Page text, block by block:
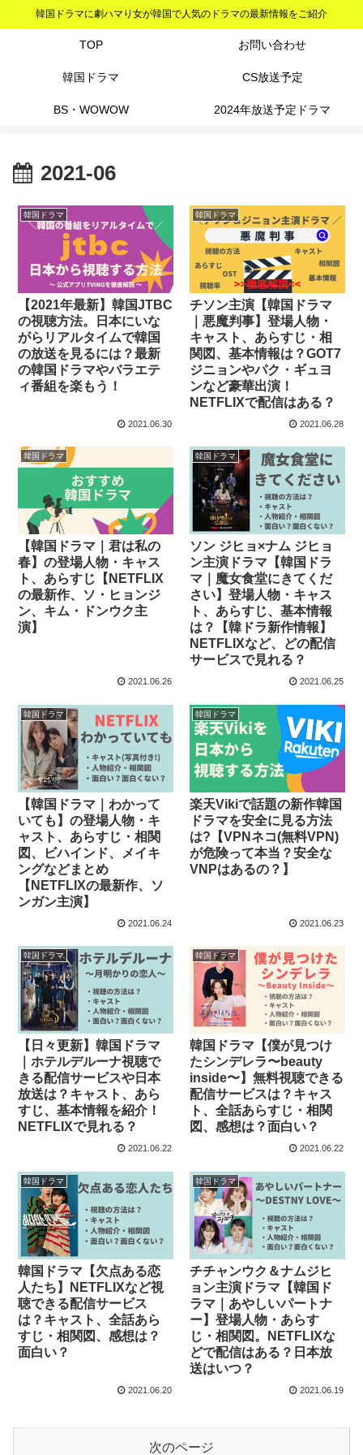
韓国ドラマに劇ハマり女が韓国で人気のドラマの最新情報をご紹介
TOP お問い合わせ
韓国ドラマ CS放送予定
BS・WOWOW 2024年放送予定ドラマ
2021-06
韓国ドラマ
【2021年最新】韓国JTBC
の視聴方法。日本にいな
がらリアルタイムで韓国
の放送を見るには？最新
の韓国ドラマやバラエテ
ィ番組を楽もう！
2021.06.30
韓国ドラマ
チソン主演【韓国ドラマ
｜悪魔判事】登場人物・
キャスト、あらすじ・相
関図、基本情報は？GOT7
ジニョンやパク・ギュヨ
ンなど豪華出演！
NETFLIXで配信はある？
2021.06.28
韓国ドラマ
【韓国ドラマ｜君は私の
春】の登場人物・キャス
ト、あらすじ【NETFLIX
の最新作、ソ・ヒョンジ
ン、キム・ドンウク主
演】
2021.06.26
韓国ドラマ
ソン ジヒョ×ナム ジヒョ
ン主演ドラマ【韓国ドラ
マ｜魔女食堂にきてくだ
さい】登場人物・キャス
ト、あらすじ、基本情報
は？【韓ドラ新作情報】
NETFLIXなど、どの配信
サービスで見れる？
2021.06.25
韓国ドラマ
【韓国ドラマ｜わかって
いても】の登場人物・キ
ャスト、あらすじ・相関
図、ビハインド、メイキ
ングなどまとめ
【NETFLIXの最新作、ソ
ンガン主演】
2021.06.24
韓国ドラマ
楽天Vikiで話題の新作韓国
ドラマを安全に見る方法
は?【VPNネコ(無料VPN)
が危険って本当？安全な
VNPはあるの？】
2021.06.23
韓国ドラマ
【日々更新】韓国ドラマ
｜ホテルデルーナ視聴で
きる配信サービスや日本
放送は？キャスト、あら
すじ、基本情報を紹介！
NETFLIXで見れる？
2021.06.22
韓国ドラマ
韓国ドラマ【僕が見つけ
たシンデレラ〜beauty
inside〜】無料視聴できる
配信サービスは？キャス
ト、全話あらすじ・相関
図、感想は？面白い？
2021.06.22
韓国ドラマ
韓国ドラマ【欠点ある恋
人たち】NETFLIXなど視
聴できる配信サービス
は？キャスト、全話あら
すじ・相関図、感想は？
面白い？
2021.06.20
韓国ドラマ
チチャンウク＆ナムジヒ
ョン主演ドラマ【韓国ド
ラマ｜あやしいパートナ
ー】登場人物・あらす
じ・相関図。NETFLIXな
どで配信はある？日本放
送はいつ？
2021.06.19
次のページ